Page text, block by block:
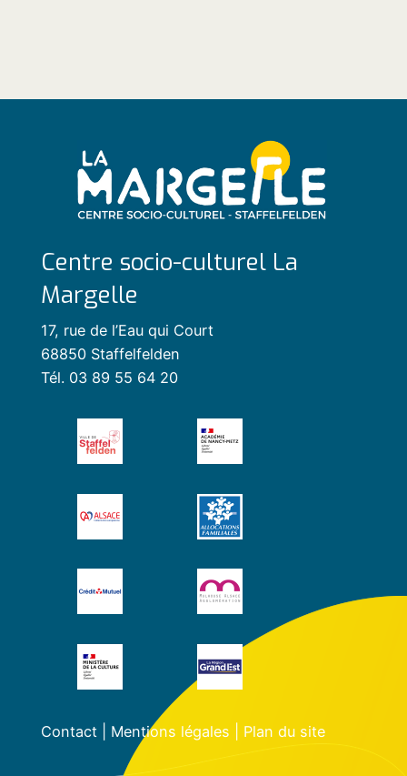
Centre socio-culturel La
Margelle
17, rue de l’Eau qui Court
68850 Staffelfelden
Tél. 03 89 55 64 20
Contact| Mentions légales Plan du site